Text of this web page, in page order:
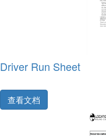
Driver Run Sheet
查看文档